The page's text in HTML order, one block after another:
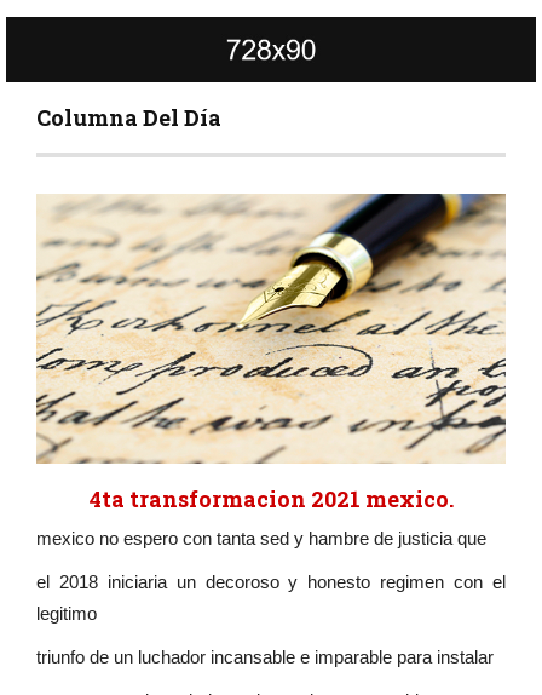
Columna Del Día
4ta transformacion 2021 mexico.
mexico no espero con tanta sed y hambre de justicia que
el 2018 iniciaria un decoroso y honesto regimen con el
legitimo
triunfo de un luchador incansable e imparable para instalar